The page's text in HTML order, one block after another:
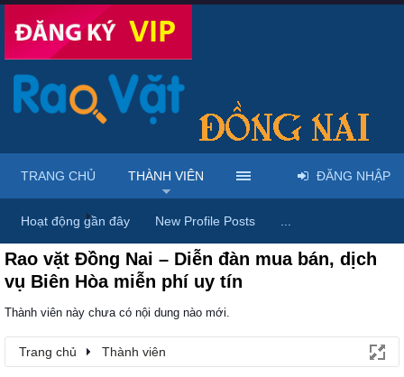
Trang chủ Thành viên
Rao vặt Đồng Nai – Diễn đàn mua bán, dịch
vụ Biên Hòa miễn phí uy tín
Thành viên này chưa có nội dung nào mới.
Trang chủ Thành viên
TRANG CHỦ THÀNH VIÊN
Hoạt động gần đây New Profile Posts
ĐĂNG NHẬP